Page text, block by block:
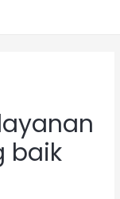
baik